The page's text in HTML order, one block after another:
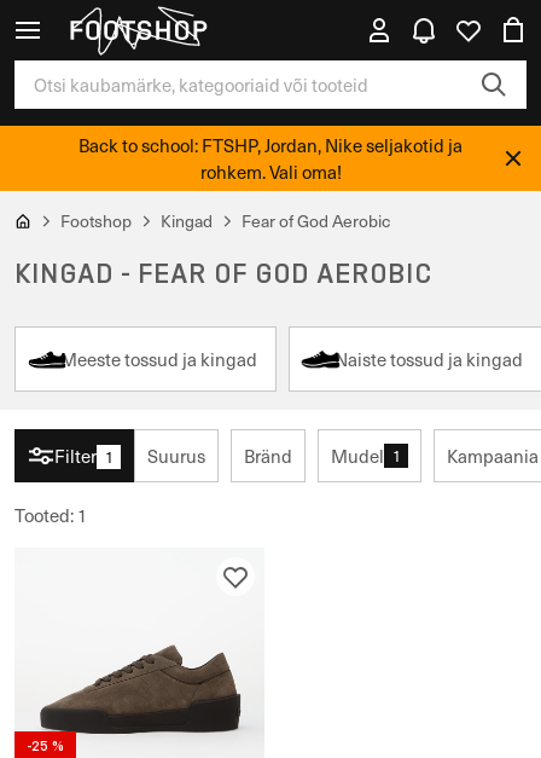
Back to school: FTSHP, Jordan, Nike seljakotid ja
rohkem. Vali oma!
Footshop Kingad Fear of God Aerobic
KINGAD - FEAR OF GOD AEROBIC
Meeste tossud ja kingad Naiste tossud ja kingad
Filter 1 Suurus Bränd Mudel 1 Kampaania
Tooted: 1
-25 %